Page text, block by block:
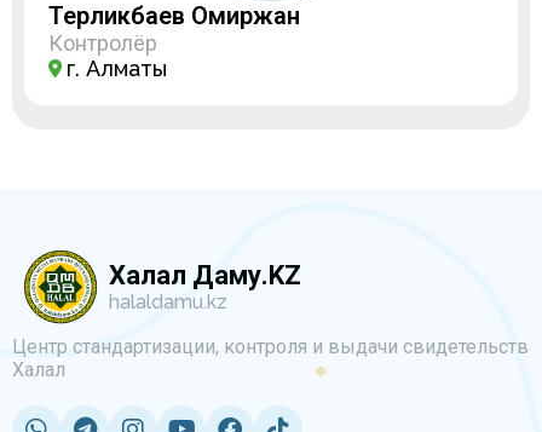
Терликбаев Омиржан
Контролёр
г. Алматы
Халал Даму.KZ
halaldamu.kz
Центр стандартизации, контроля и выдачи свидетельств
Халал